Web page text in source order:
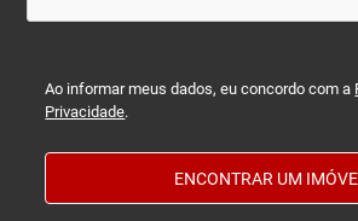
Ao informar meus dados, eu concordo com a
Privacidade.
ENCONTRAR UM